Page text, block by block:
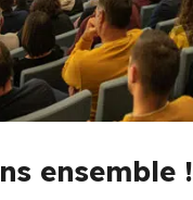
ensemble !